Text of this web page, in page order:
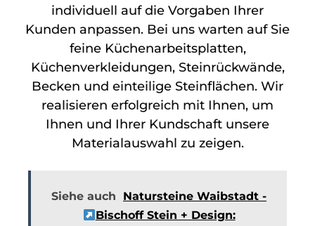
individuell auf die Vorgaben Ihrer
Kunden anpassen. Bei uns warten auf Sie
feine Küchenarbeitsplatten,
Küchenverkleidungen, Steinrückwände,
Becken und einteilige Steinflächen. Wir
realisieren erfolgreich mit Ihnen, um
Ihnen und Ihrer Kundschaft unsere
Materialauswahl zu zeigen.
Siehe auch
Natursteine Waibstadt -
Bischoff Stein + Design: